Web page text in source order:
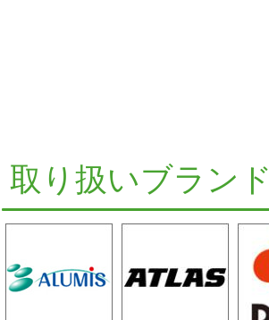
取り扱いブランド